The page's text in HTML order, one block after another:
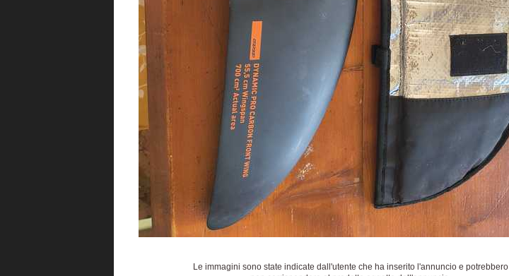
Le immagini sono state indicate dall'utente che ha inserito l'annuncio e potrebbero